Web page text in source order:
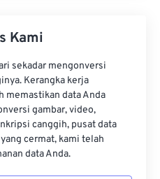
Kami
sekadar mengonversi
Kerangka kerja
memastikan data Anda
gambar, video,
canggih, pusat data
cermat, kami telah
data Anda.